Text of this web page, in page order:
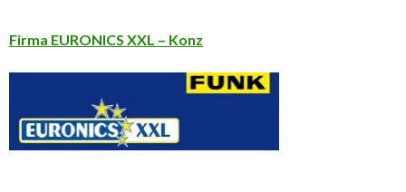
Firma EURONICS XXL – Konz